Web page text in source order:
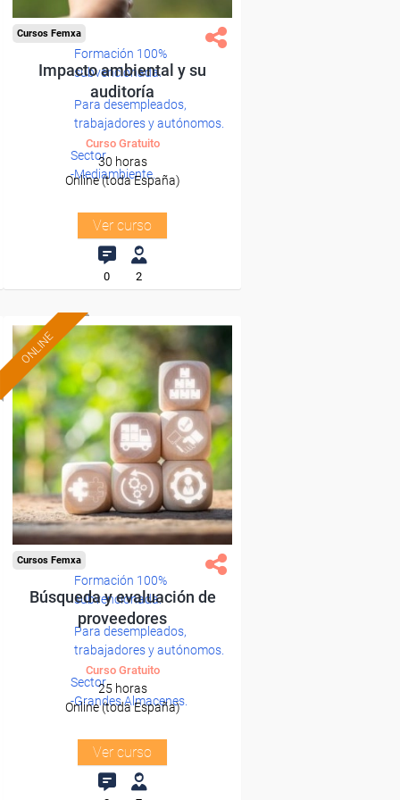
Formación 100%
subvencionada.
Para desempleados,
trabajadores y autónomos.
Sector
-Mediambiente.
Cursos Femxa
Impacto ambiental y su
auditoría
Curso Gratuito
30 horas
Online (toda España)
Ver curso
0 2
ONLINE
Formación 100%
subvencionada.
Para desempleados,
trabajadores y autónomos.
Sector
-Grandes Almacenes.
Cursos Femxa
Búsqueda y evaluación de
proveedores
Curso Gratuito
25 horas
Online (toda España)
Ver curso